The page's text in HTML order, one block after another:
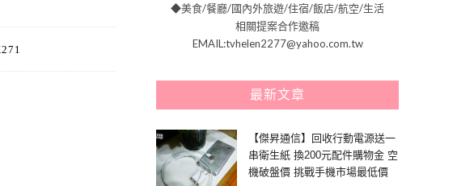
◆美食/餐廳/國內外旅遊/住宿/飯店/航空/生活
相關提案合作邀稿
EMAIL:tvhelen2277@yahoo.com.tw
最新文章
【傑昇通信】回收行動電源送一
串衛生紙 換200元配件購物金 空
機破盤價 挑戰手機市場最低價